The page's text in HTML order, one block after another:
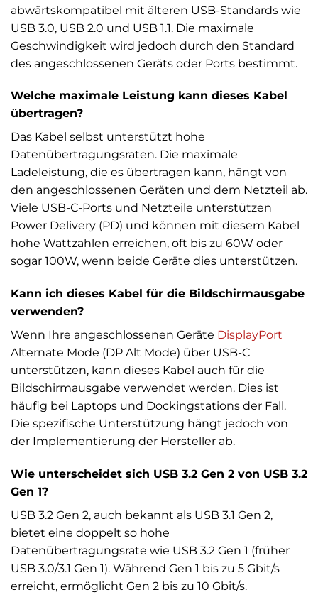
abwärtskompatibel mit älteren USB-Standards wie
USB 3.0, USB 2.0 und USB 1.1. Die maximale
Geschwindigkeit wird jedoch durch den Standard
des angeschlossenen Geräts oder Ports bestimmt.
Welche maximale Leistung kann dieses Kabel
übertragen?
Das Kabel selbst unterstützt hohe
Datenübertragungsraten. Die maximale
Ladeleistung, die es übertragen kann, hängt von
den angeschlossenen Geräten und dem Netzteil ab.
Viele USB-C-Ports und Netzteile unterstützen
Power Delivery (PD) und können mit diesem Kabel
hohe Wattzahlen erreichen, oft bis zu 60W oder
sogar 100W, wenn beide Geräte dies unterstützen.
Kann ich dieses Kabel für die Bildschirmausgabe
verwenden?
Wenn Ihre angeschlossenen Geräte DisplayPort
Alternate Mode (DP Alt Mode) über USB-C
unterstützen, kann dieses Kabel auch für die
Bildschirmausgabe verwendet werden. Dies ist
häufig bei Laptops und Dockingstations der Fall.
Die spezifische Unterstützung hängt jedoch von
der Implementierung der Hersteller ab.
Wie unterscheidet sich USB 3.2 Gen 2 von USB 3.2
Gen 1?
USB 3.2 Gen 2, auch bekannt als USB 3.1 Gen 2,
bietet eine doppelt so hohe
Datenübertragungsrate wie USB 3.2 Gen 1 (früher
USB 3.0/3.1 Gen 1). Während Gen 1 bis zu 5 Gbit/s
erreicht, ermöglicht Gen 2 bis zu 10 Gbit/s.